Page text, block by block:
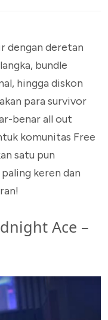
dengan deretan
bundle
hingga diskon
para survivor
benar all out
komunitas Free
satu pun
keren dan
Ace –